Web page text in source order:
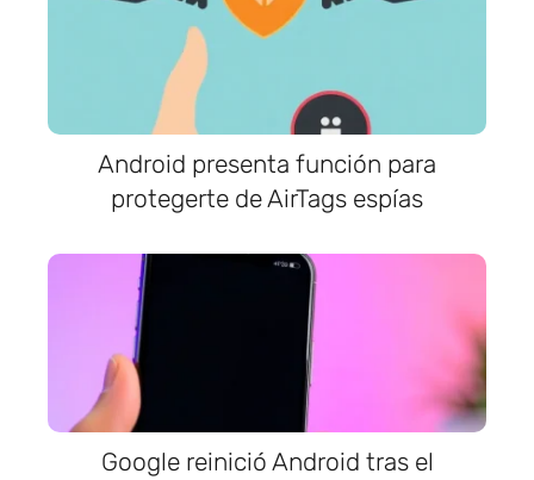
Android presenta función para
protegerte de AirTags espías
Google reinició Android tras el